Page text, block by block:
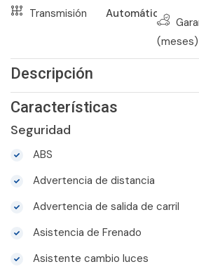
Transmisión
Automático
(meses)
Descripción
Características
Seguridad
ABS
Advertencia de distancia
Advertencia de salida de carril
Asistencia de Frenado
Asistente cambio luces